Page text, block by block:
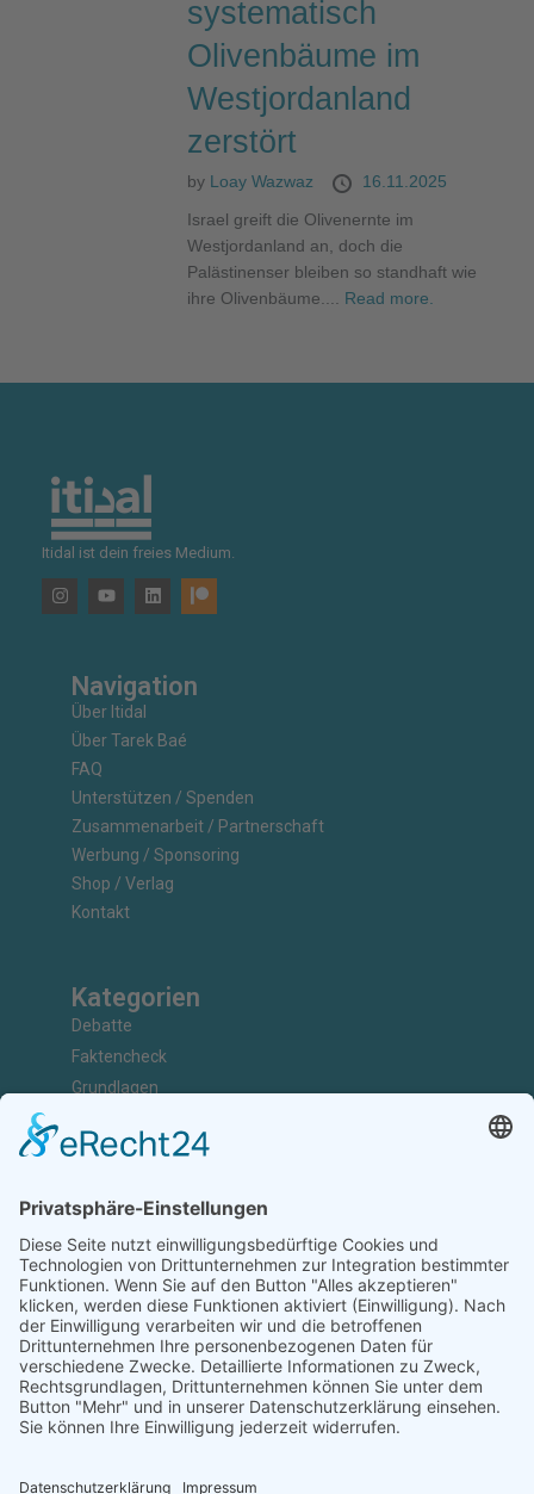
systematisch
Olivenbäume im
Westjordanland
zerstört
by Loay Wazwaz
16.11.2025
Israel greift die Olivenernte im
Westjordanland an, doch die
Palästinenser bleiben so standhaft wie
ihre Olivenbäume.... Read more.
Itidal ist dein freies Medium.
Navigation
Über Itidal
Über Tarek Baé
FAQ
Unterstützen / Spenden
Zusammenarbeit / Partnerschaft
Werbung / Sponsoring
Shop / Verlag
Kontakt
Kategorien
Debatte
Faktencheck
Grundlagen
Kunst & Kultur
Investigativ
Unterstützen
Ihr könnt uns bei der Arbeit unterstützen, Artikel einreichen,
Abonnenten sein, Werbung schalten oder Kooperationspartner
werden.
Diese Arbeit ist nur durch eure Unterstützung möglich.
JETZT UNTERSTÜTZEN